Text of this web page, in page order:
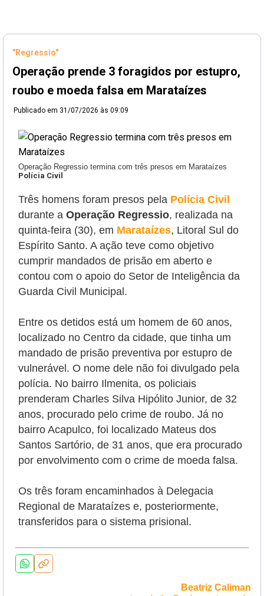
"Regressio"
Operação prende 3 foragidos por estupro,
roubo e moeda falsa em Marataízes
Publicado em 31/07/2026 às 09:09
Operação Regressio termina com três presos em Marataízes
Polícia Civil
Três homens foram presos pela Polícia Civil
durante a Operação Regressio, realizada na
quinta-feira (30), em Marataízes, Litoral Sul do
Espírito Santo. A ação teve como objetivo
cumprir mandados de prisão em aberto e
contou com o apoio do Setor de Inteligência da
Guarda Civil Municipal.
Entre os detidos está um homem de 60 anos,
localizado no Centro da cidade, que tinha um
mandado de prisão preventiva por estupro de
vulnerável. O nome dele não foi divulgado pela
polícia. No bairro Ilmenita, os policiais
prenderam Charles Silva Hipólito Junior, de 32
anos, procurado pelo crime de roubo. Já no
bairro Acapulco, foi localizado Mateus dos
Santos Sartório, de 31 anos, que era procurado
por envolvimento com o crime de moeda falsa.
Os três foram encaminhados à Delegacia
Regional de Marataízes e, posteriormente,
transferidos para o sistema prisional.
Beatriz Caliman